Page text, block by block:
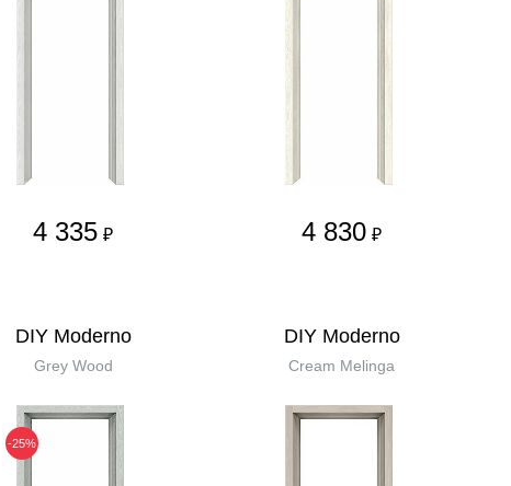
4 335 ₽ 4 830 ₽
DIY Moderno
Grey Wood
-25%
DIY Moderno
Cream Melinga